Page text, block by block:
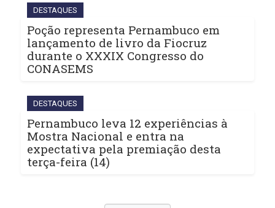
DESTAQUES
Poção representa Pernambuco em
lançamento de livro da Fiocruz
durante o XXXIX Congresso do
CONASEMS
DESTAQUES
Pernambuco leva 12 experiências à
Mostra Nacional e entra na
expectativa pela premiação desta
terça-feira (14)